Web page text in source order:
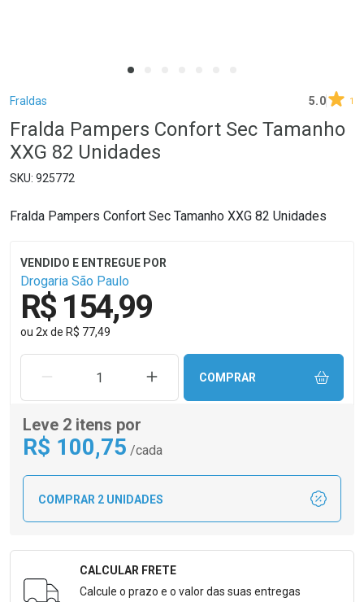
Breadcrumb
Fraldas 5.0 1
Fralda Pampers Confort Sec Tamanho
XXG 82 Unidades
925772
Fralda Pampers Confort Sec Tamanho XXG 82 Unidades
Drogaria São Paulo
R$ 154,99
ou 2xde R$ 77,49
REMOVER UMA UNIDADEAUMENTAR UMA UNIDADE
COMPRAR
Leve 2 itens por
R$ 100,75 /cada
COMPRAR 2 UNIDADES
Formulário para Calcular o Frete
CALCULAR FRETE
Calcule o prazo e o valor das suas entregas